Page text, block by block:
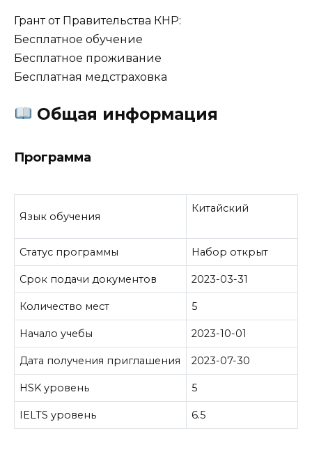
Грант от Правительства КНР:
Бесплатное обучение
Бесплатное проживание
Бесплатная медстраховка
Общая информация
Программа
Язык обучения
Китайский
Статус программы Набор открыт
Срок подачи документов 2023-03-31
Количество мест 5
Начало учебы 2023-10-01
Дата получения приглашения 2023-07-30
HSK уровень 5
IELTS уровень 6.5